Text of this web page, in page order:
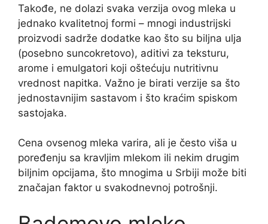
Takođe, ne dolazi svaka verzija ovog mleka u
jednako kvalitetnoj formi – mnogi industrijski
proizvodi sadrže dodatke kao što su biljna ulja
(posebno suncokretovo), aditivi za teksturu,
arome i emulgatori koji oštećuju nutritivnu
vrednost napitka. Važno je birati verzije sa što
jednostavnijim sastavom i što kraćim spiskom
sastojaka.
Cena ovsenog mleka varira, ali je često viša u
poređenju sa kravljim mlekom ili nekim drugim
biljnim opcijama, što mnogima u Srbiji može biti
značajan faktor u svakodnevnoj potrošnji.